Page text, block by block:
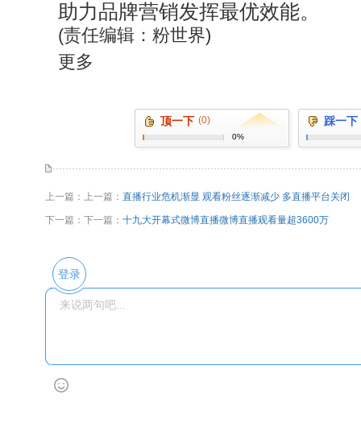
助力品牌营销发挥最优效能。
(责任编辑：粉世界)
更多
顶一下 (0)
0%
踩一下
上一篇：上一篇： 直播行业危机渐显 观看粉丝逐渐减少 多直播平台关闭
下一篇：下一篇： 十九大开幕式微博直播微博直播观看量超3600万
登录